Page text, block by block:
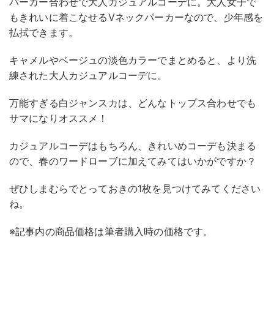
もきれいに着こなせるVネックパーカーなので、少年感を
払拭できます。
キャメルやベージュの淡色カラーでまとめると、より洗
練された大人カジュアルコーデに。
万能すぎる白ジャンスカは、どんなトップス合わせでも
サマになりオススメ！
カジュアルコーデはもちろん、きれいめコーデも決まる
ので、春のワードローブに加えてみてはいかがですか？
ぜひしまむらでとっておきの1枚を見つけてみてください
ね。
※記事内の商品価格は筆者購入時の価格です。